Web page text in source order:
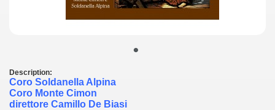
•
Description:
Coro Soldanella Alpina
Coro Monte Cimon
direttore Camillo De Biasi